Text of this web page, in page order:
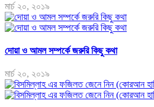
মার্চ ২০, ২০১৯
দোয়া ও আমল সম্পর্কে জরুরি কিছু কথা
মার্চ ২০, ২০১৯